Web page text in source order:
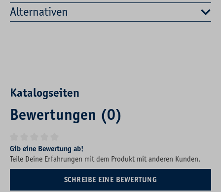
Alternativen
Katalogseiten
Bewertungen (0)
Durchschnittliche Bewertung von 0 von 5 Sternen
Gib eine Bewertung ab!
Teile Deine Erfahrungen mit dem Produkt mit anderen Kunden.
SCHREIBE EINE BEWERTUNG